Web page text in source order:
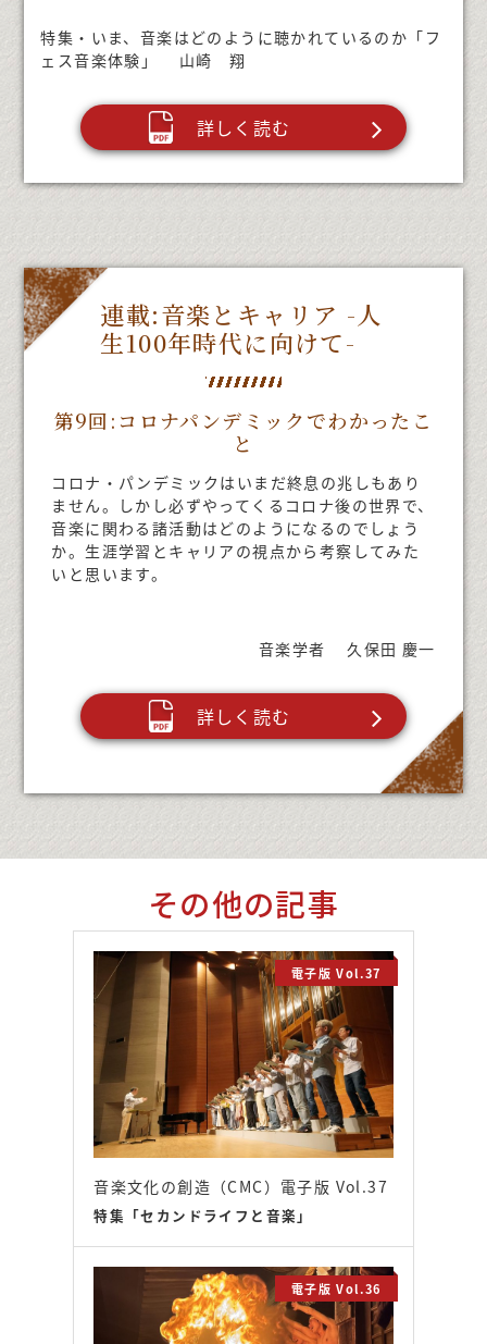
特集・いま、音楽はどのように聴かれているのか「フ
ェス音楽体験」 山崎 翔
詳しく読む
連載:音楽とキャリア -人
生100年時代に向けて-
第9回:コロナパンデミックでわかったこ
と
コロナ・パンデミックはいまだ終息の兆しもあり
ません。しかし必ずやってくるコロナ後の世界で、
音楽に関わる諸活動はどのようになるのでしょう
か。生涯学習とキャリアの視点から考察してみた
いと思います。
音楽学者 久保田 慶一
詳しく読む
その他の記事
電子版 Vol.37
音楽文化の創造（CMC）電子版 Vol.37
特集「セカンドライフと音楽」
電子版 Vol.36